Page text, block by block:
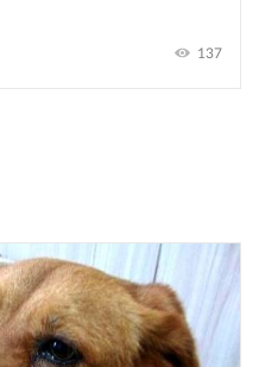
137